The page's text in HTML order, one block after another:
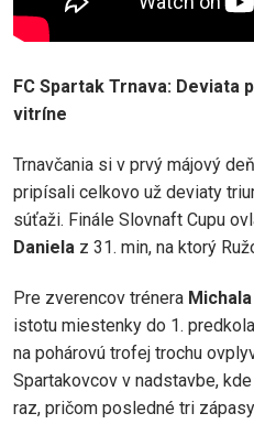
FC Spartak Trnava: Deviata
vitríne
Trnavčania si v prvý májový
pripísali celkovo už deviaty
súťaži. Finále Slovnaft Cupu
Daniela z 31. min, na ktorý
Pre zverencov trénera
istotu miestenky do 1.
na pohárovú trofej trochu
Spartakovcov v nadstavbe,
raz, pričom posledné tri